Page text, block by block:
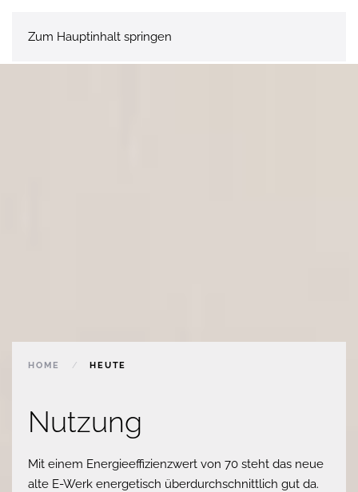
Zum Hauptinhalt springen
HOME HEUTE
Nutzung
Mit einem Energieeffizienzwert von 70 steht das neue
alte E-Werk energetisch überdurchschnittlich gut da.